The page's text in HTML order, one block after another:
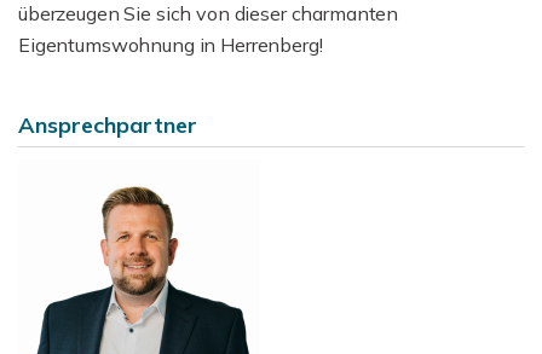
überzeugen Sie sich von dieser charmanten
Eigentumswohnung in Herrenberg!
Ansprechpartner